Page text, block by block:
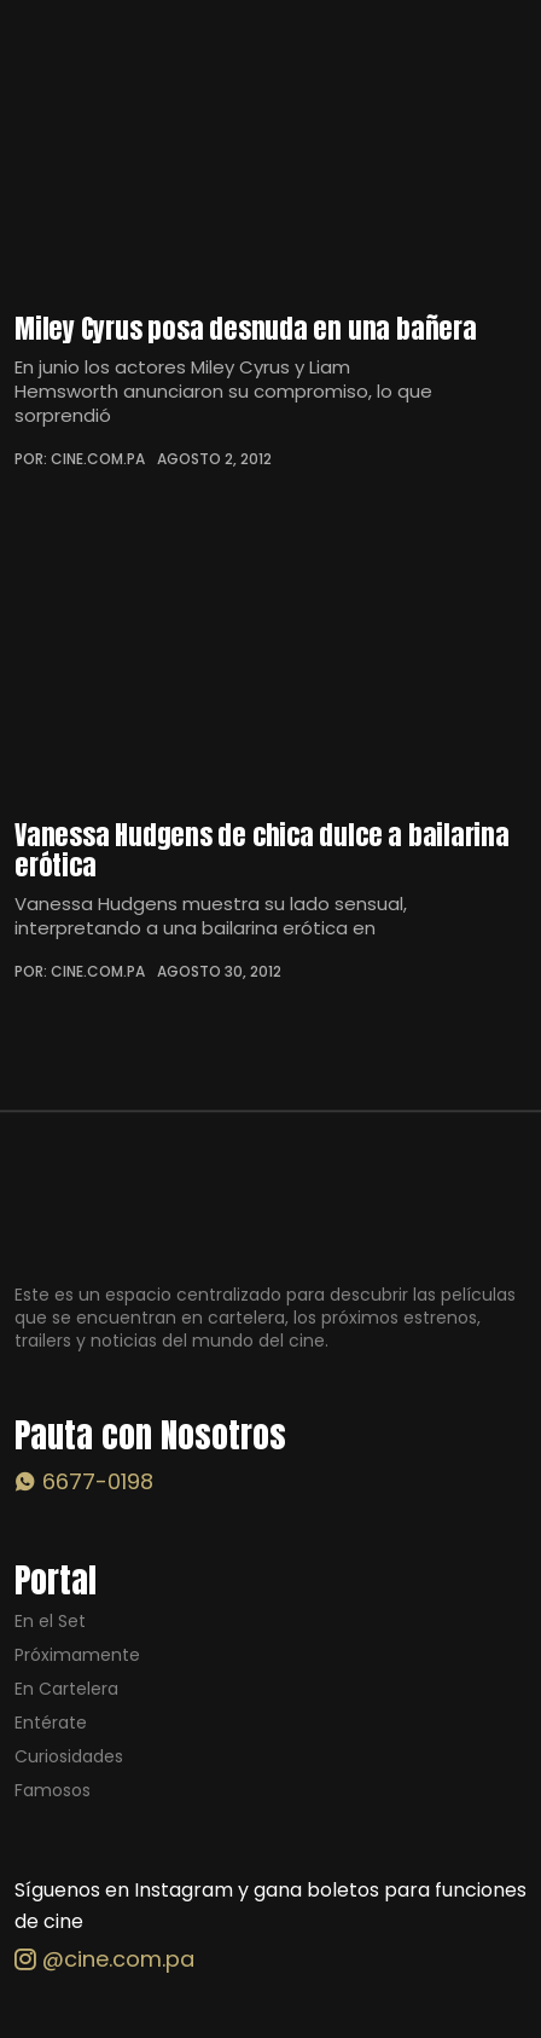
Miley Cyrus posa desnuda en una bañera
En junio los actores Miley Cyrus y Liam
Hemsworth anunciaron su compromiso, lo que
sorprendió
POR: CINE.COM.PA AGOSTO 2, 2012
Vanessa Hudgens de chica dulce a bailarina
erótica
Vanessa Hudgens muestra su lado sensual,
interpretando a una bailarina erótica en
POR: CINE.COM.PA AGOSTO 30, 2012
Este es un espacio centralizado para descubrir las películas
que se encuentran en cartelera, los próximos estrenos,
trailers y noticias del mundo del cine.
Pauta con Nosotros
6677-0198
Portal
En el Set
Próximamente
En Cartelera
Entérate
Curiosidades
Famosos
Síguenos en Instagram y gana boletos para funciones
de cine
@cine.com.pa